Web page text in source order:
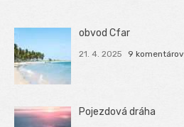
obvod Cfar
21. 4. 2025 9 komentárov
Pojezdová dráha